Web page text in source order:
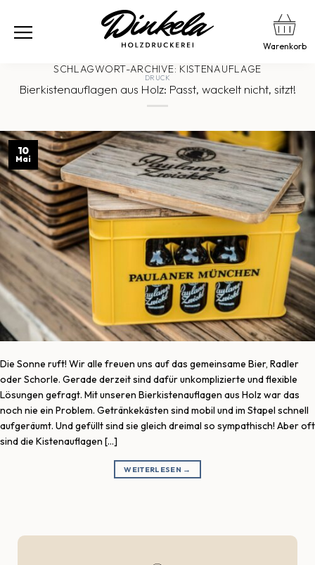
Warenkorb
SCHLAGWORT-ARCHIVE: KISTENAUFLAGE
DRUCK
Bierkistenauflagen aus Holz: Passt, wackelt nicht, sitzt!
10
Mai
Die Sonne ruft! Wir alle freuen uns auf das gemeinsame Bier, Radler
oder Schorle. Gerade derzeit sind dafür unkomplizierte und flexible
Lösungen gefragt. Mit unseren Bierkistenauflagen aus Holz war das
noch nie ein Problem. Getränkekästen sind mobil und im Stapel schnell
aufgeräumt. Und gefüllt sind sie gleich dreimal so sympathisch! Aber oft
sind die Kistenauflagen […]
WEITERLESEN →